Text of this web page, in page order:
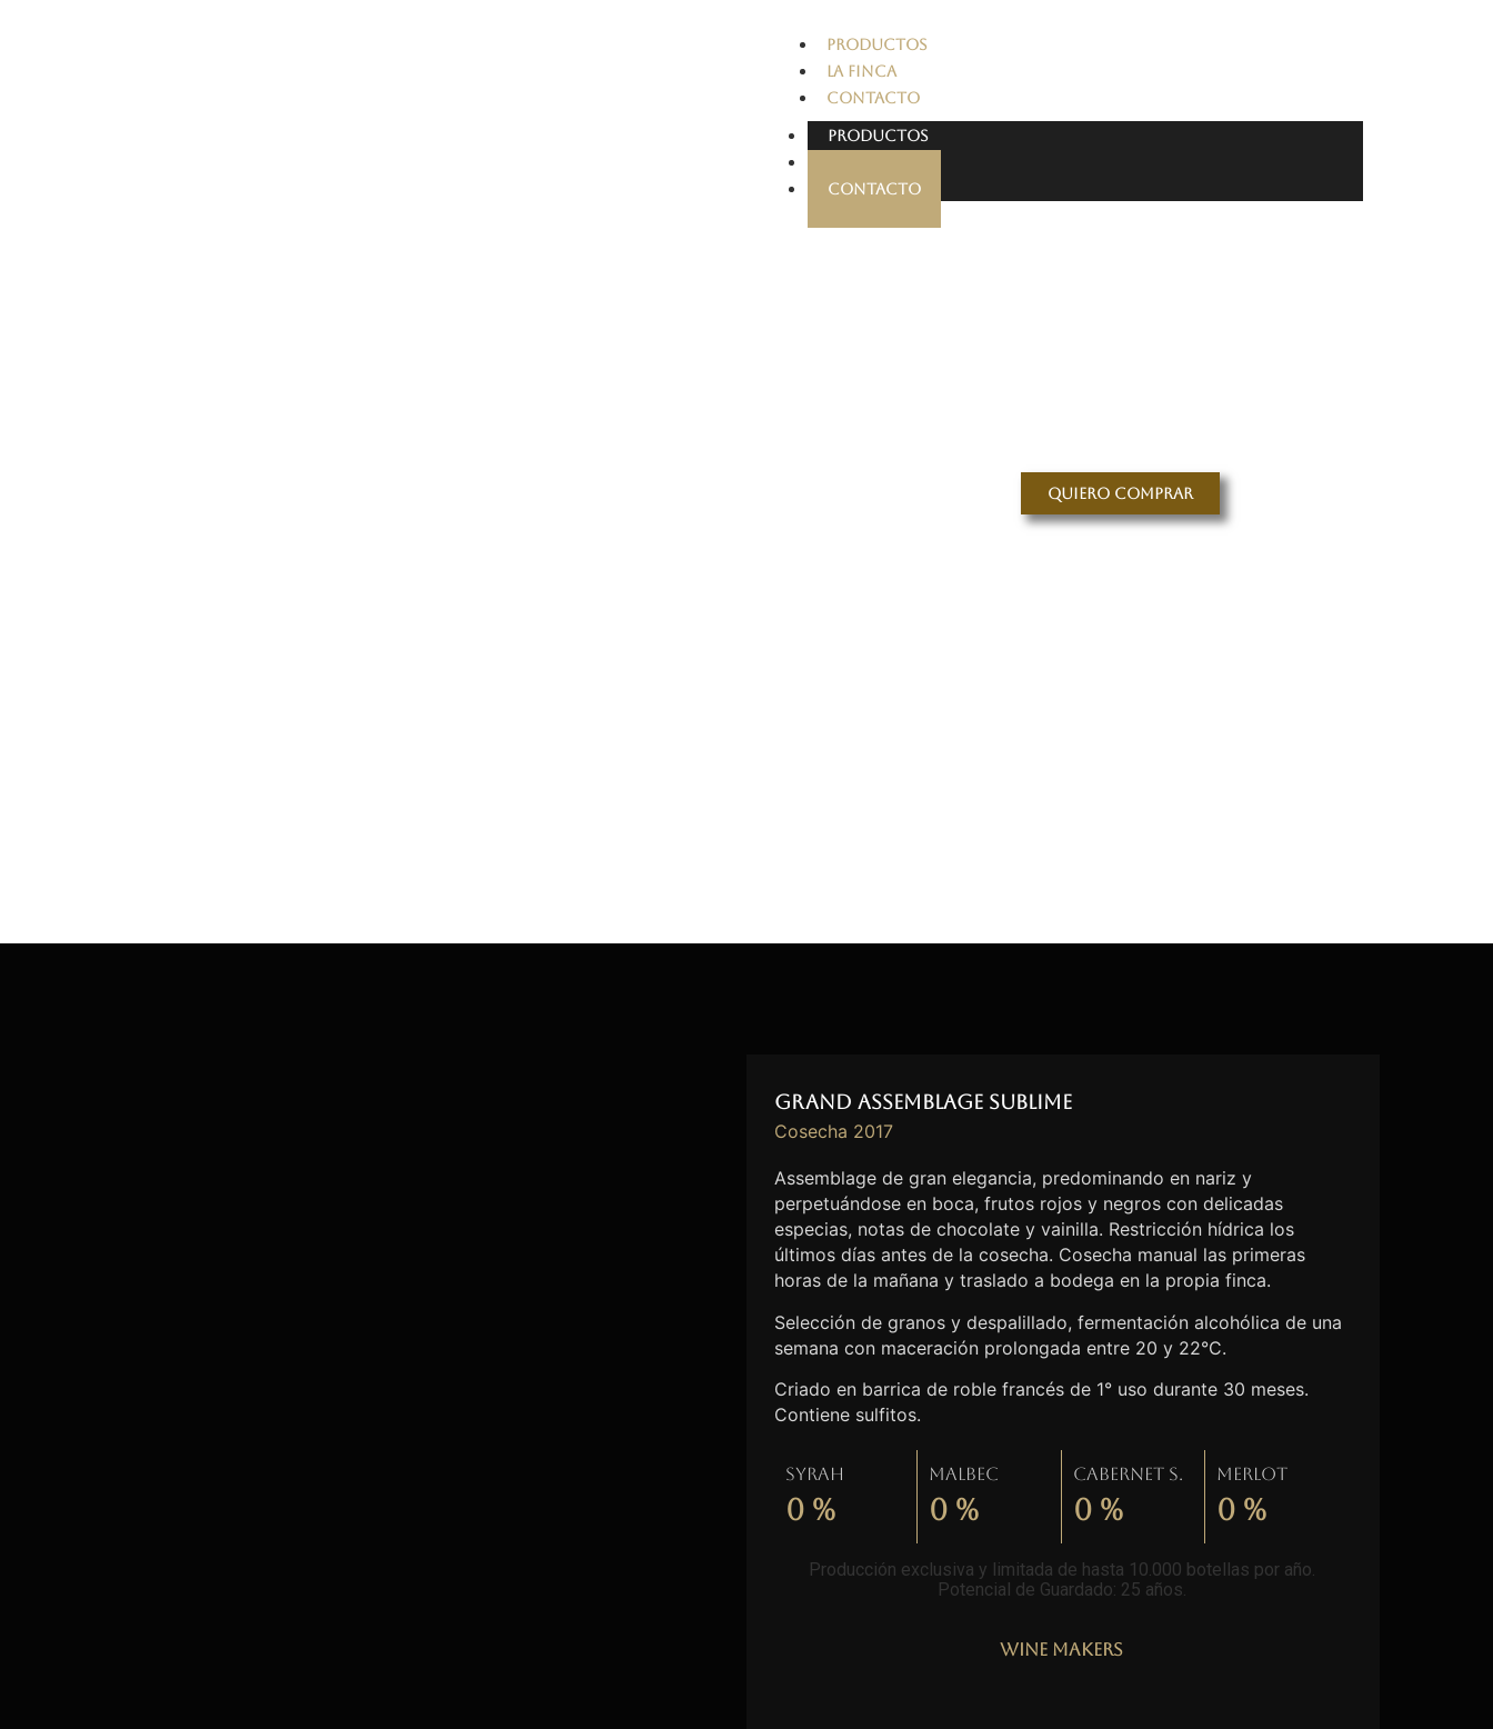
PRODUCTOS
LA FINCA
CONTACTO
PRODUCTOS
CONTACTO
Quiero comprar
Grand Assemblage Sublime
Cosecha 2017
Assemblage de gran elegancia, predominando en nariz y
perpetuándose en boca, frutos rojos y negros con delicadas
especias, notas de chocolate y vainilla. Restricción hídrica los
últimos días antes de la cosecha. Cosecha manual las primeras
horas de la mañana y traslado a bodega en la propia finca.
Selección de granos y despalillado, fermentación alcohólica de una
semana con maceración prolongada entre 20 y 22°C.
Criado en barrica de roble francés de 1° uso durante 30 meses.
Contiene sulfitos.
Syrah
0 %
Malbec
0 %
Cabernet S.
0 %
Merlot
0 %
Producción exclusiva y limitada de hasta 10.000 botellas por año.
Potencial de Guardado: 25 años
Wine Makers